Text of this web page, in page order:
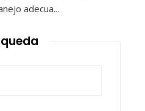
adecua...